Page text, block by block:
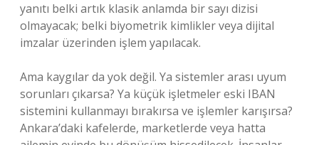
yanıtı belki artık klasik anlamda bir sayı dizisi
olmayacak; belki biyometrik kimlikler veya dijital
imzalar üzerinden işlem yapılacak.
Ama kaygılar da yok değil. Ya sistemler arası uyum
sorunları çıkarsa? Ya küçük işletmeler eski IBAN
sistemini kullanmayı bırakırsa ve işlemler karışırsa?
Ankara’daki kafelerde, marketlerde veya hatta